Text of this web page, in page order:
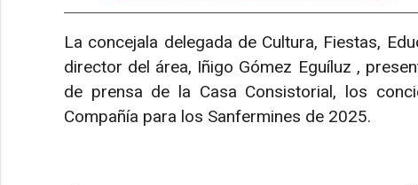
La concejala delegada de Cultura, Fiestas,
director del área, Iñigo Gómez Eguíluz ,
de prensa de la Casa Consistorial, los
Compañía para los Sanfermines de 2025.